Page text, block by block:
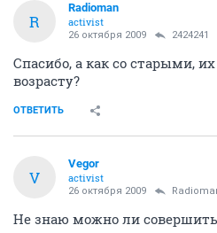
R
Radioman
activist
26 октября 2009 2424241
Спасибо, а как со старыми,
возрасту?
ОТВЕТИТЬ
V
Vegor
activist
26 октября 2009
Не знаю можно ли